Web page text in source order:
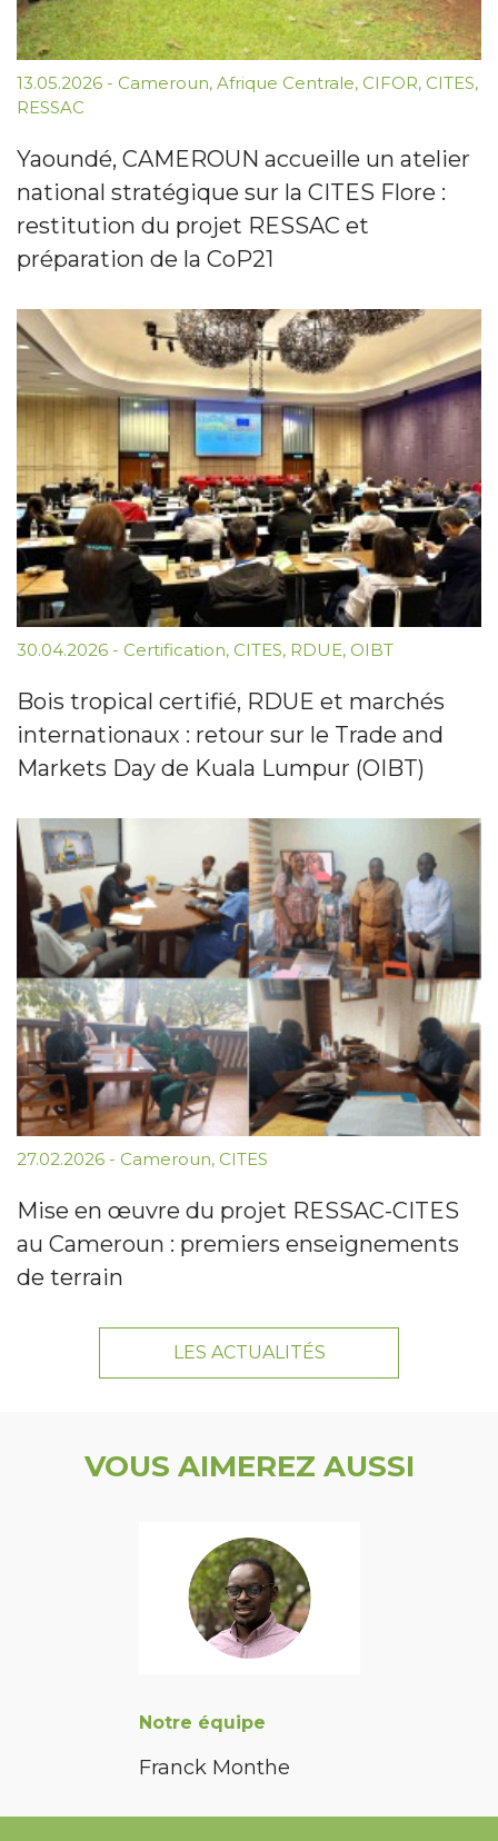
13.05.2026 - Cameroun, Afrique Centrale, CIFOR, CITES,
RESSAC
Yaoundé, CAMEROUN accueille un atelier
national stratégique sur la CITES Flore :
restitution du projet RESSAC et
préparation de la CoP21
30.04.2026 - Certification, CITES, RDUE, OIBT
Bois tropical certifié, RDUE et marchés
internationaux : retour sur le Trade and
Markets Day de Kuala Lumpur (OIBT)
27.02.2026 - Cameroun, CITES
Mise en œuvre du projet RESSAC-CITES
au Cameroun : premiers enseignements
de terrain
LES ACTUALITÉS
VOUS AIMEREZ AUSSI
Notre équipe
Franck Monthe